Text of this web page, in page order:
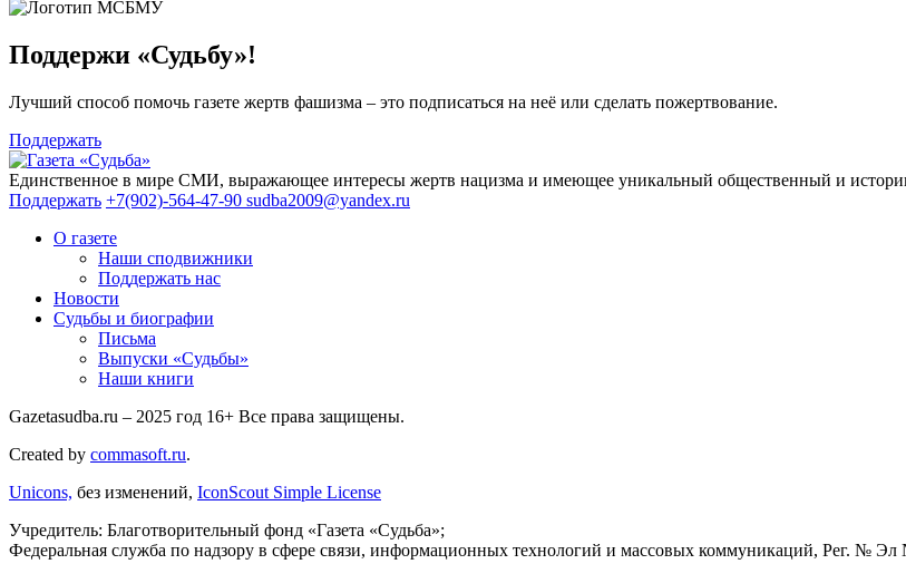
Поддержи «Судьбу»!
Лучший способ помочь газете жертв фашизма – это подписаться на неё или сделать пожертвование.
Поддержать
Единственное в мире СМИ, выражающее интересы жертв нацизма и имеющее уникальный общественный и
Поддержать +7(902)-564-47-90 sudba2009@yandex.ru
О газете
Наши сподвижники
Поддержать нас
Новости
Судьбы и биографии
Письма
Выпуски «Судьбы»
Наши книги
Gazetasudba.ru – 2025 год 16+ Все права защищены.
Created by commasoft.ru.
Unicons, без изменений, IconScout Simple License
Учредитель: Благотворительный фонд «Газета «Судьба»;
Федеральная служба по надзору в сфере связи, информационных технологий и массовых коммуникаций, Рег. №